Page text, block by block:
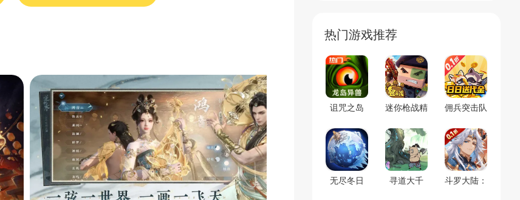
热门游戏推荐
诅咒之岛
(辅助菜单)
迷你枪战精
英
佣兵突击队
(0.1折割草
免费版)
无尽冬日
寻道大千
斗罗大陆：